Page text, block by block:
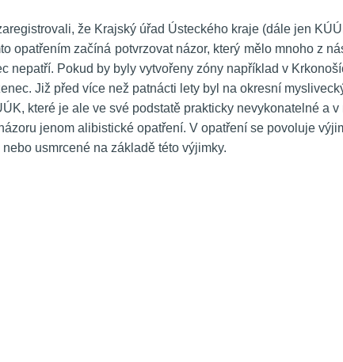
že Krajský úřad Ústeckého kraje (dále jen
opatřením začíná potvrzovat názor, který mělo mnoho
nepatří. Pokud by byly vytvořeny zóny například v
Již před více než patnácti lety byl na okresní
které je ale ve své podstatě prakticky nevykonatelné
jenom alibistické opatření. V opatření se povoluje
usmrcené na základě této výjimky.